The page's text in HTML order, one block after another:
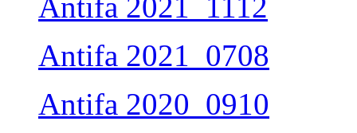
Antifa 2021_0708
Antifa 2020_0910